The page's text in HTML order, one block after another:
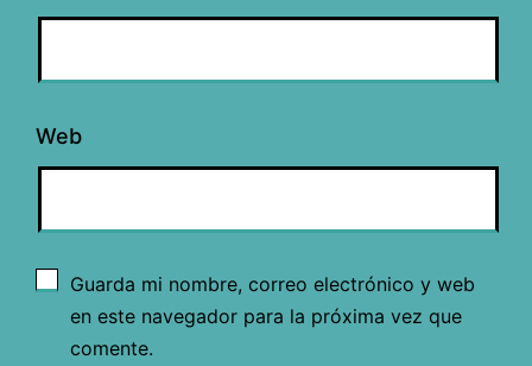
Web
Guarda mi nombre, correo electrónico y web
en este navegador para la próxima vez que
comente.